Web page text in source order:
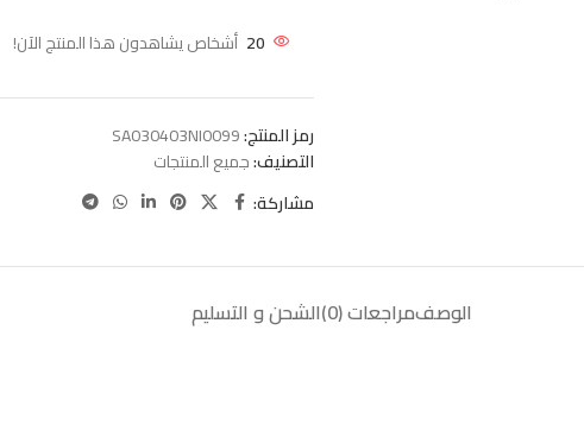
20 أشخاص يشاهدون هذا المنتج الآن!
رمز المنتج:SA030403NI0099
التصنيف:جميع المنتجات
مشاركة:
الوصفمراجعات (0) الشحن و التسليم